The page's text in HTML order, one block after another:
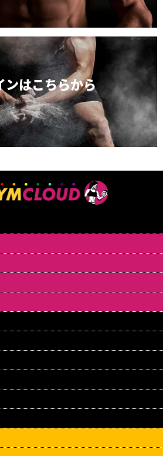
ンはこちらから